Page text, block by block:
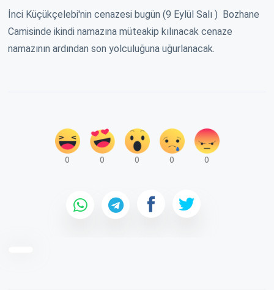
İnci Küçükçelebi'nin cenazesi bugün (9 Eylül Salı ) Bozhane
Camisinde ikindi namazına müteakip kılınacak cenaze
namazının ardından son yolculuğuna uğurlanacak.
0 0 0 0 0